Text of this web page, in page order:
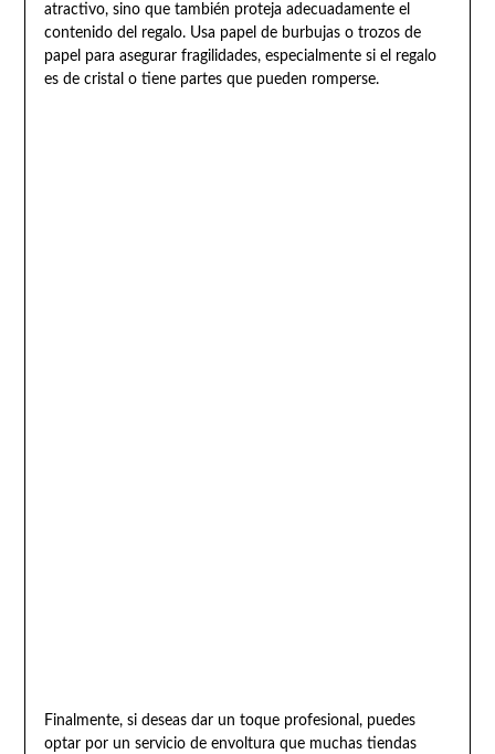
atractivo, sino que también proteja adecuadamente el
contenido del regalo. Usa papel de burbujas o trozos de
papel para asegurar fragilidades, especialmente si el regalo
es de cristal o tiene partes que pueden romperse.
Finalmente, si deseas dar un toque profesional, puedes
optar por un servicio de envoltura que muchas tiendas